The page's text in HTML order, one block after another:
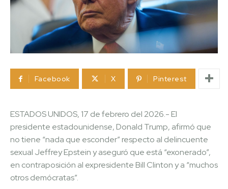
Facebook X Pinterest
ESTADOS UNIDOS, 17 de febrero del 2026.- El
presidente estadounidense, Donald Trump, afirmó que
no tiene “nada que esconder” respecto al delincuente
sexual Jeffrey Epstein y aseguró que está “exonerado”,
en contraposición al expresidente Bill Clinton y a “muchos
otros demócratas”.